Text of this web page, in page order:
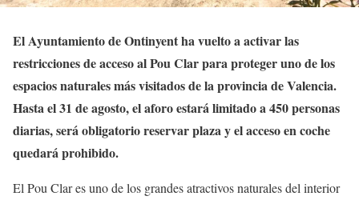
El Ayuntamiento de Ontinyent ha vuelto a activar las
restricciones de acceso al Pou Clar para proteger uno de los
espacios naturales más visitados de la provincia de Valencia.
Hasta el 31 de agosto, el aforo estará limitado a 450 personas
diarias, será obligatorio reservar plaza y el acceso en coche
quedará prohibido.
El Pou Clar es uno de los grandes atractivos naturales del interior